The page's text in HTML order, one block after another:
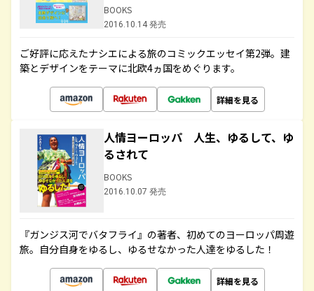
BOOKS
2016.10.14 発売
ご好評に応えたナシエによる旅のコミックエッセイ第2弾。建
築とデザインをテーマに北欧4ヵ国をめぐります。
詳細を見る
人情ヨーロッパ 人生、ゆるして、ゆ
るされて
BOOKS
2016.10.07 発売
『ガンジス河でバタフライ』の著者、初めてのヨーロッパ周遊
旅。自分自身をゆるし、ゆるせなかった人達をゆるした！
詳細を見る